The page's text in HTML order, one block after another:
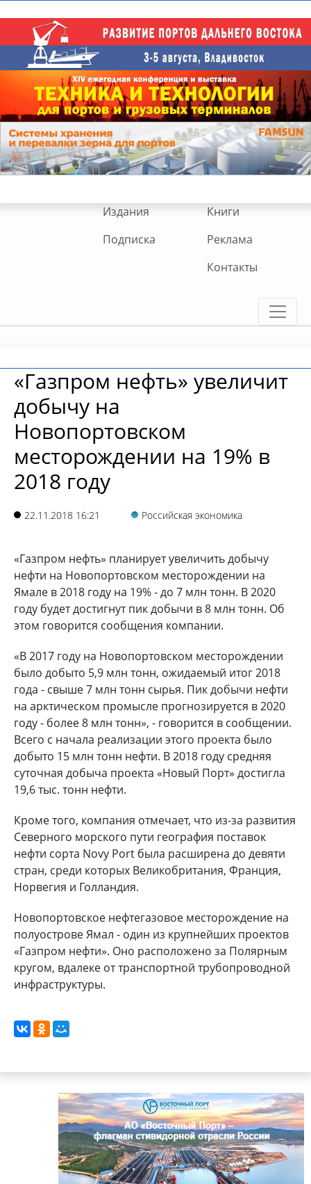
Издания
Книги
Подписка
Реклама
Контакты
«Газпром нефть» увеличит
добычу на
Новопортовском
месторождении на 19% в
2018 году
22.11.2018 16:21 Российская экономика
«Газпром нефть» планирует увеличить добычу
нефти на Новопортовском месторождении на
Ямале в 2018 году на 19% - до 7 млн тонн. В 2020
году будет достигнут пик добычи в 8 млн тонн. Об
этом говорится сообщения компании.
«В 2017 году на Новопортовском месторождении
было добыто 5,9 млн тонн, ожидаемый итог 2018
года - свыше 7 млн тонн сырья. Пик добычи нефти
на арктическом промысле прогнозируется в 2020
году - более 8 млн тонн», - говорится в сообщении.
Всего с начала реализации этого проекта было
добыто 15 млн тонн нефти. В 2018 году средняя
суточная добыча проекта «Новый Порт» достигла
19,6 тыс. тонн нефти.
Кроме того, компания отмечает, что из-за развития
Северного морского пути география поставок
нефти сорта Novy Port была расширена до девяти
стран, среди которых Великобритания, Франция,
Норвегия и Голландия.
Новопортовское нефтегазовое месторождение на
полуострове Ямал - один из крупнейших проектов
«Газпром нефти». Оно расположено за Полярным
кругом, вдалеке от транспортной трубопроводной
инфраструктуры.